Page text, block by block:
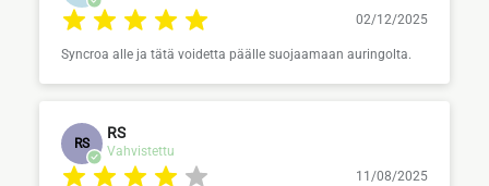
02/12/2025
Syncroa alle ja tätä voidetta päälle suojaamaan auringolta.
RS
RS
Vahvistettu
11/08/2025